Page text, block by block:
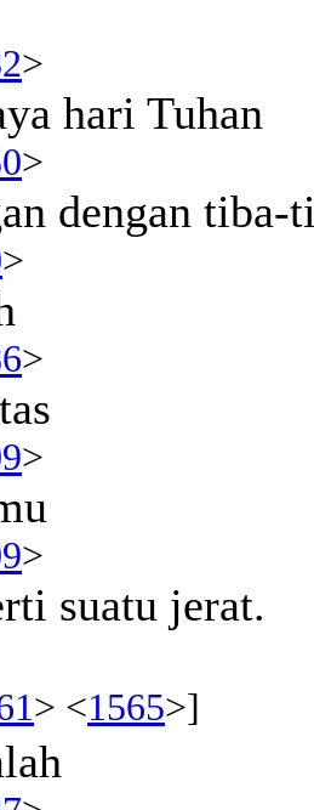
>
hari Tuhan
>
dengan tiba-
>
>
>
>
suatu jerat.
> <1565>]